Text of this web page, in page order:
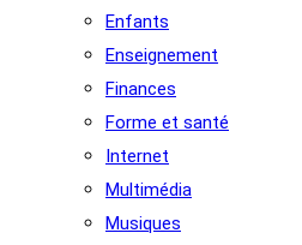
Enfants
Enseignement
Finances
Forme et santé
Internet
Multimédia
Musiques